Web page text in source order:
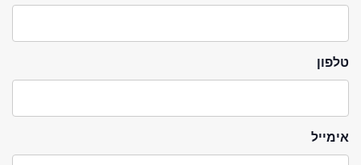
טלפון
אימייל